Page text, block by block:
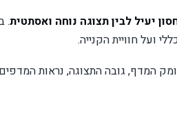
יעיל לבין תצוגה נוחה ואסתטית.
ועל חוויית הקנייה.
המדף, גובה התצוגה, נראות